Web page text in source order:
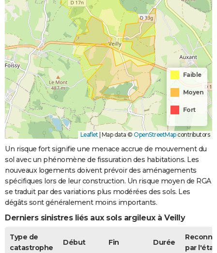
Faible
Moyen
Fort
Leaflet Map data © OpenStreetMapcontributors
Un risque fort signifie une menace accrue de mouvement du
sol avec un phénomène de fissuration des habitations. Les
nouveaux logements doivent prévoir des aménagements
spécifiques lors de leur construction. Un risque moyen de RGA
se traduit par des variations plus modérées des sols. Les
dégâts sont généralement moins importants.
Derniers sinistres liés aux sols argileux à Veilly
Type de
catastrophe
Début Fin Durée
par l'état